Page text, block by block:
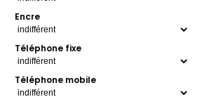
Encre
Téléphone fixe
Téléphone mobile